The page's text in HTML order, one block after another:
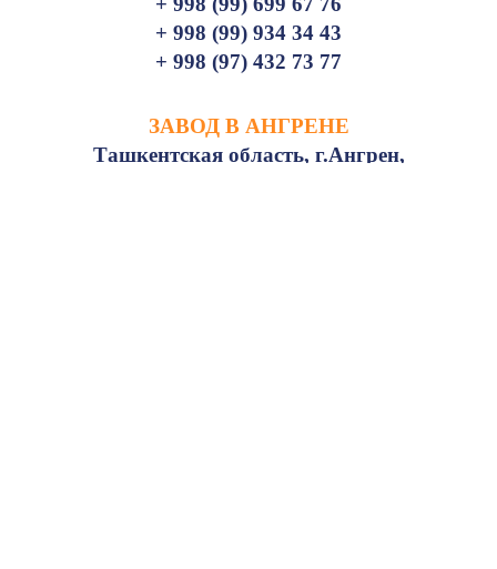
+ 998 (99) 934 34 43
+ 998 (97) 432 73 77
ЗАВОД В АНГРЕНЕ
Ташкентская область, г.Ангрен,